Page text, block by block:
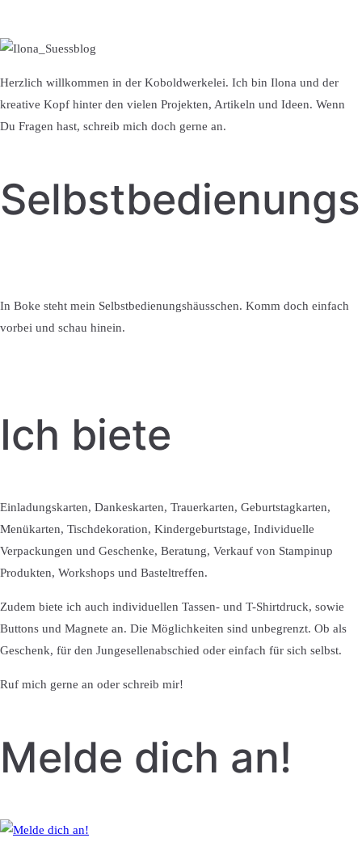
Herzlich willkommen in der Koboldwerkelei. Ich bin Ilona und der
kreative Kopf hinter den vielen Projekten, Artikeln und Ideen. Wenn
Du Fragen hast, schreib mich doch gerne an.
In Boke steht mein Selbstbedienungshäusschen. Komm doch einfach
vorbei und schau hinein.
Ich biete
Einladungskarten, Dankeskarten, Trauerkarten, Geburtstagkarten,
Menükarten, Tischdekoration, Kindergeburtstage, Individuelle
Verpackungen und Geschenke, Beratung, Verkauf von Stampinup
Produkten, Workshops und Basteltreffen.
Zudem biete ich auch individuellen Tassen- und T-Shirtdruck, sowie
Buttons und Magnete an. Die Möglichkeiten sind unbegrenzt. Ob als
Geschenk, für den Jungesellenabschied oder einfach für sich selbst.
Ruf mich gerne an oder schreib mir!
Melde dich an!